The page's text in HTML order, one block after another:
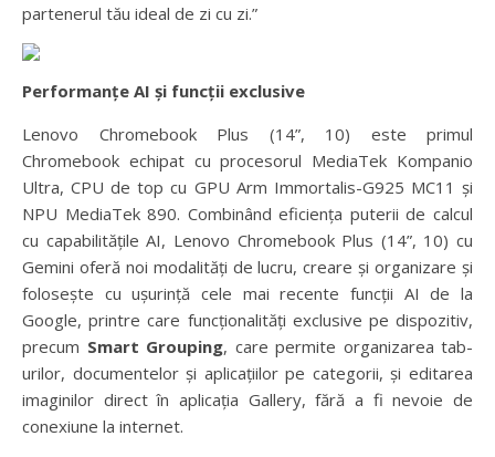
partenerul tău ideal de zi cu zi.”
Performanțe AI și funcții exclusive
Lenovo Chromebook Plus (14”, 10) este primul
Chromebook echipat cu procesorul MediaTek Kompanio
Ultra, CPU de top cu GPU Arm Immortalis-G925 MC11 și
NPU MediaTek 890. Combinând eficiența puterii de calcul
cu capabilitățile AI, Lenovo Chromebook Plus (14”, 10) cu
Gemini oferă noi modalități de lucru, creare și organizare și
folosește cu ușurință cele mai recente funcții AI de la
Google, printre care funcționalități exclusive pe dispozitiv,
precum Smart Grouping, care permite organizarea tab-
urilor, documentelor și aplicațiilor pe categorii, și editarea
imaginilor direct în aplicația Gallery, fără a fi nevoie de
conexiune la internet.